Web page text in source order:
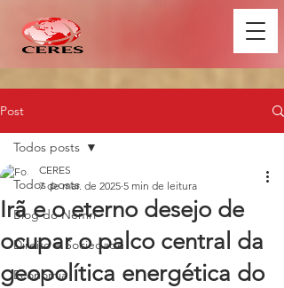
Post
Todos posts
Blog do Nemri
Direito e Sociedade
Economia
Todos posts
Irã e o eterno desejo de
ocupar o palco central da
geopolítica energética do
CERES
7 de mar. de 2025 5 min de leitura